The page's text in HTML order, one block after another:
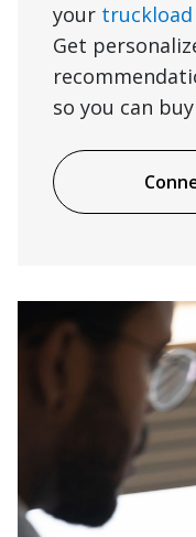
your truckload
Get
so you can